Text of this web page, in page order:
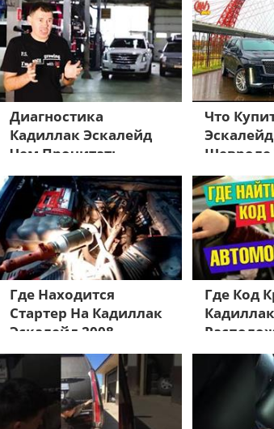
Диагностика
Кадиллак Эскалейд
Чем Прочитать
Что
Шевроле
Где Находится
Стартер На Кадиллак
Эскалейд 2008
Где Код